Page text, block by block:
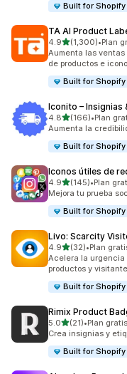
Built for Shopify
TA AI Product
4.9de 5 estrellas
(1,300)
1300 reseñas en
•Plan
Aumenta las
de productos e
Built for Shopify
Iconito – Insignias
4.8de 5 estrellas
(166)
166 reseñas en total
•Plan
Aumenta la
Built for Shopify
Iconos útiles de
4.9de 5 estrellas
(145)
145 reseñas en total
•Plan
Mejora tu prueba
Built for Shopify
Livo: Scarcity
4.9de 5 estrellas
(32)
32 reseñas en total
•Plan
Acelera la urgencia
productos y
Built for Shopify
Rimix Product
5.0de 5 estrellas
(21)
21 reseñas en total
•Plan
Crea insignias y
Built for Shopify